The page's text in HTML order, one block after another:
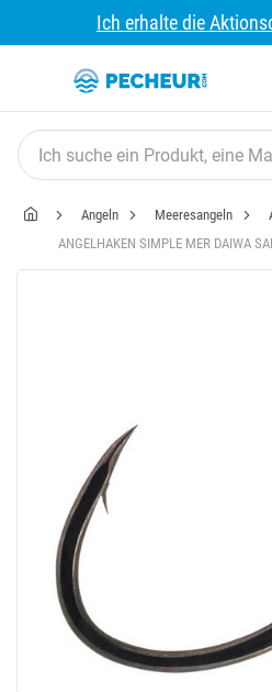
Ich erhalte die
Angeln Meeresangeln
ANGELHAKEN SIMPLE MER DAIWA